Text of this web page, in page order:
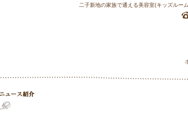
二子新地の家族で通える美容室(キッズルー